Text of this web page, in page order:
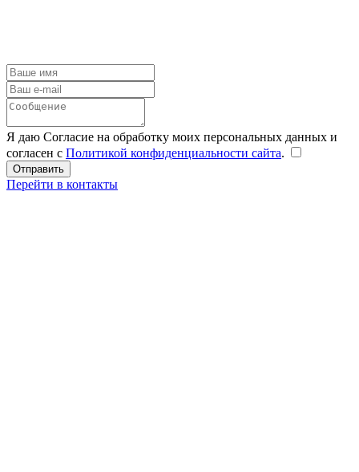
Я даю Согласие на обработку моих персональных данных и
согласен с Политикой конфиденциальности сайта.
Перейти в контакты